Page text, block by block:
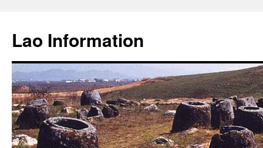
contenu
Lao Information